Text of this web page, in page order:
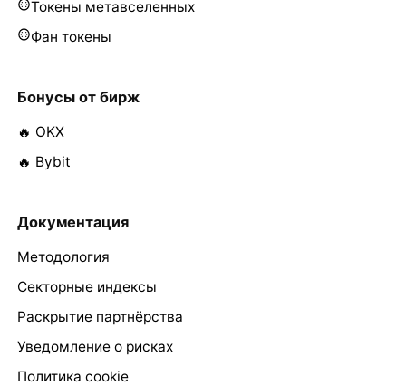
Токены метавселенных
Фан токены
Бонусы от бирж
🔥 OKX
🔥 Bybit
Документация
Методология
Секторные индексы
Раскрытие партнёрства
Уведомление о рисках
Политика cookie